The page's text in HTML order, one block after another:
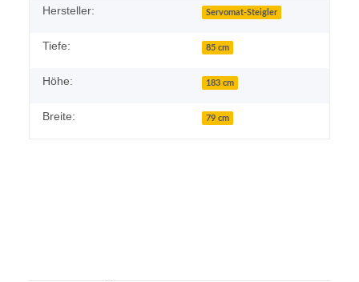
Hersteller: Servomat-Steigler
Tiefe: 85 cm
Höhe: 183 cm
Breite: 79 cm